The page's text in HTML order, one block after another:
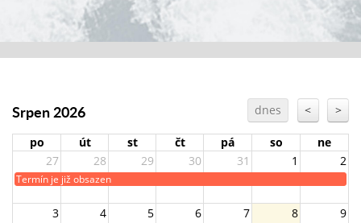
Srpen 2026 dnes < >
po út st čt pá so
ne
27
28 29 30 31 1 2
Termín je již obsazen
3 4 5 6 7 8 9